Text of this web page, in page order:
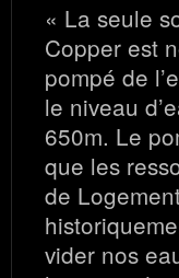
« La seule
Copper est
pompé de
le niveau
650m. Le
que les
de
vider nos